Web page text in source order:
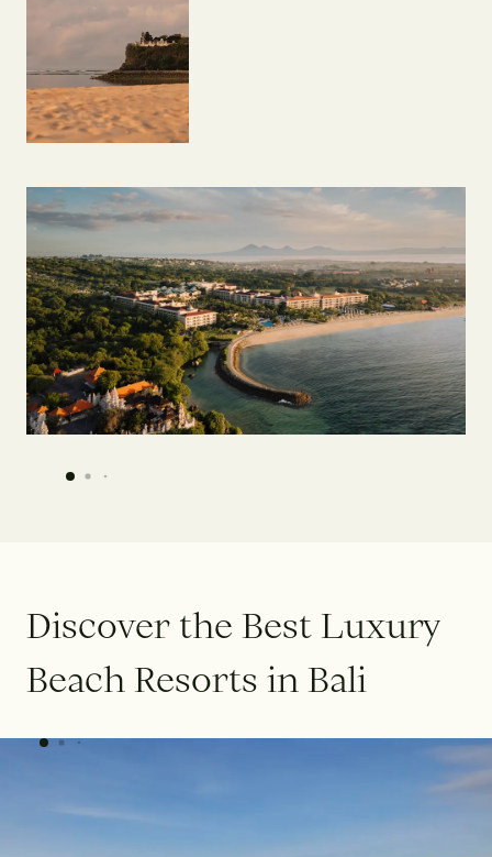
Discover the BestLuxury
BeachResorts inBali